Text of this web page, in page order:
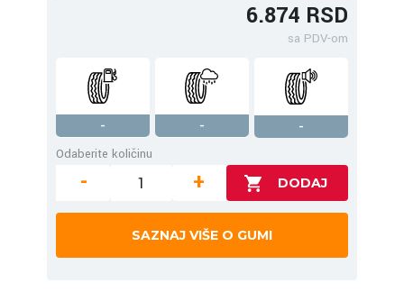
6.874 RSD
sa PDV-om
- -
-
Odaberite količinu
- +
SAZNAJ VIŠE O GUMI